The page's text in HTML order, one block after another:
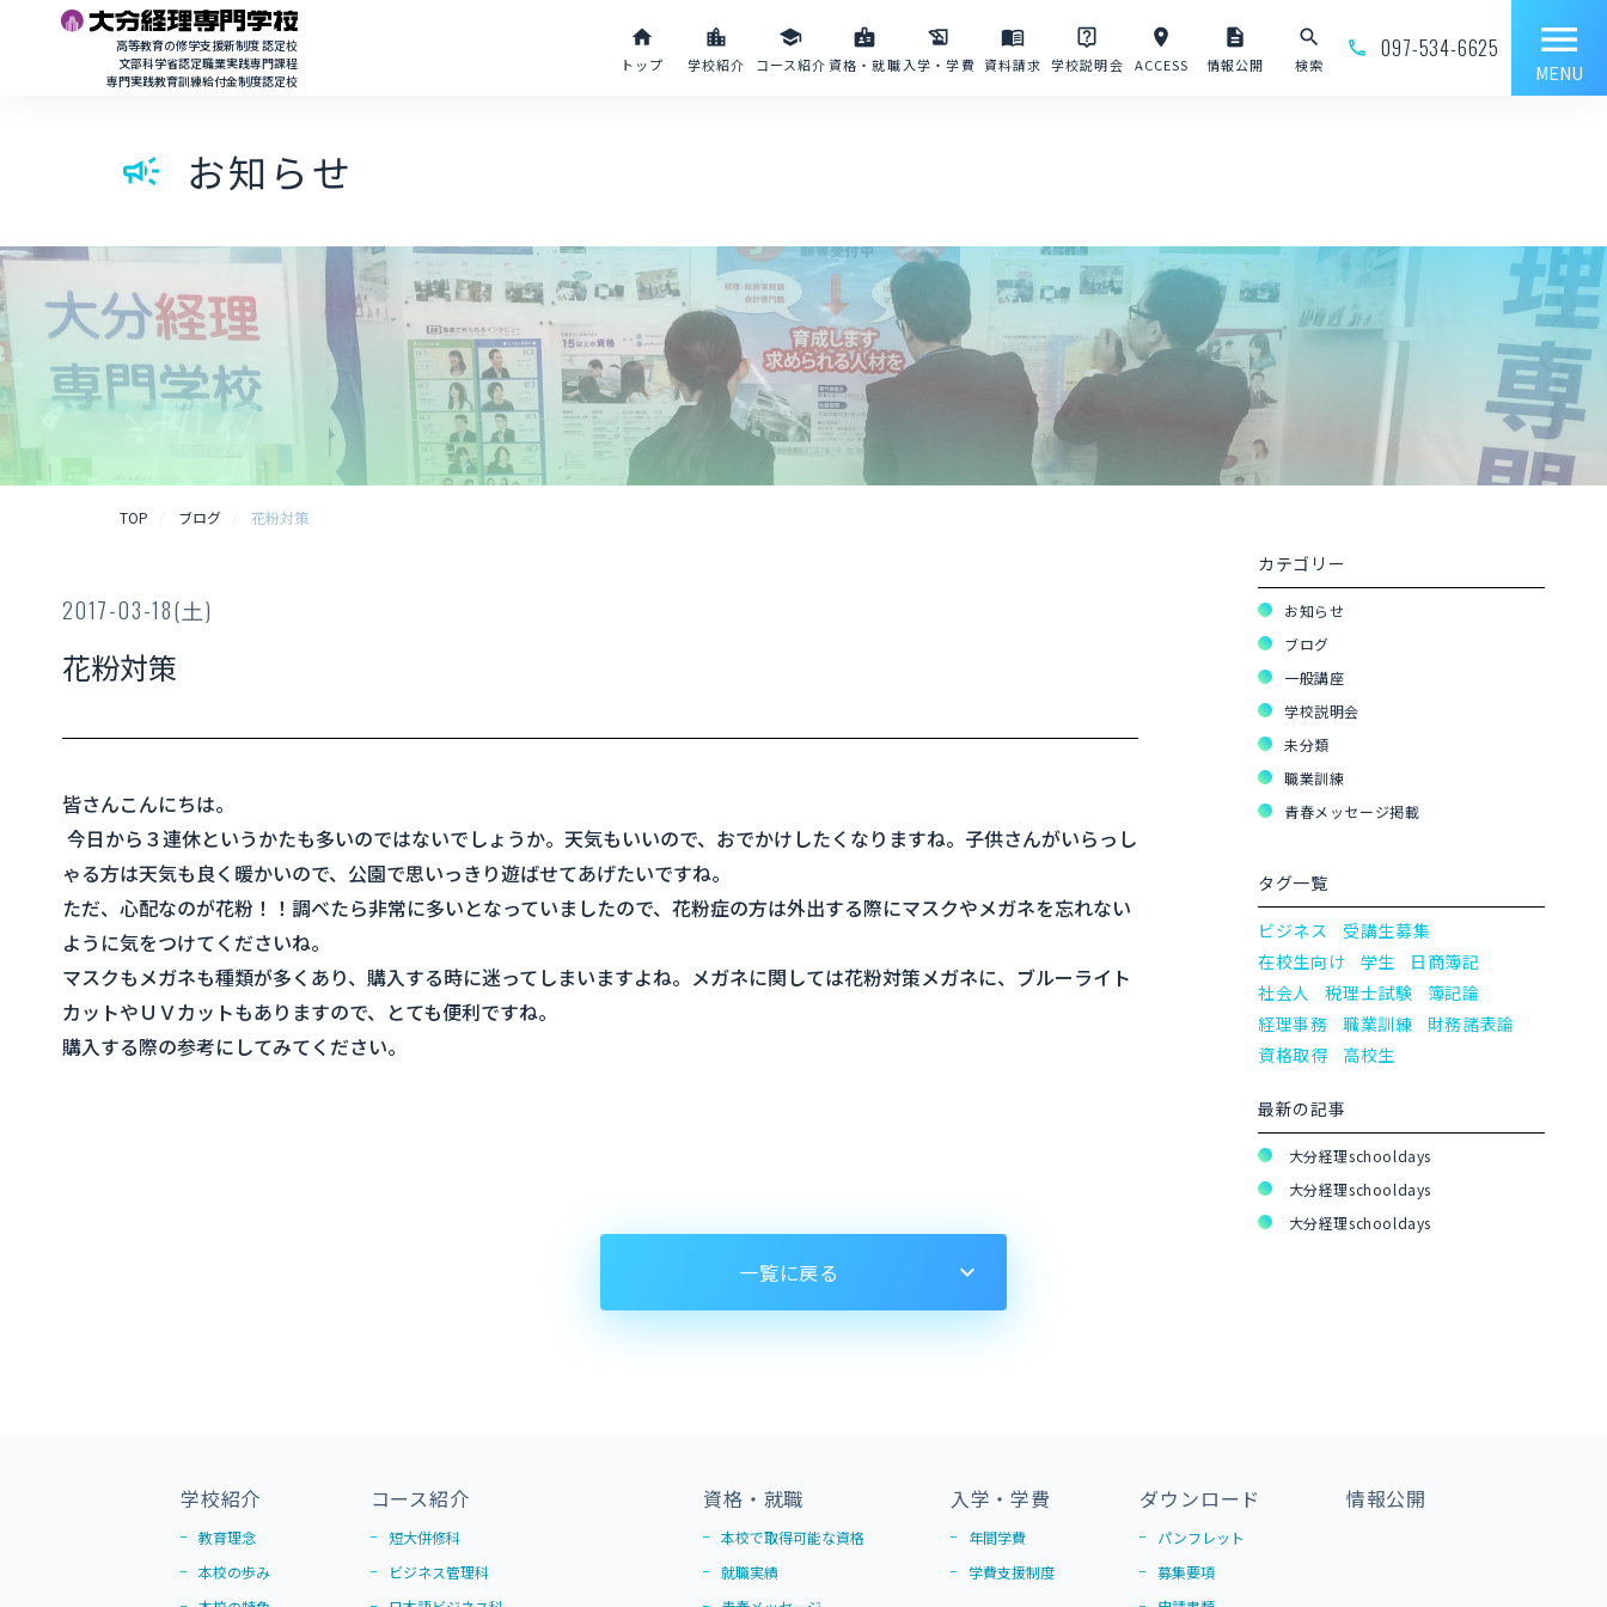
高等教育の修学支援新制度 認定校
文部科学省認定職業実践専門課程
専門実践教育訓練給付金制度認定校
home
トップ
location_city
学校紹介
school
コース紹介
badge
資格・就職
history_edu
入学・学費
menu_book
資料請求
live_help
学校説明会
place
ACCESS
description
情報公開
search
検索
phone_outline
097-534-6625 menu
MENU
campaign お知らせ
TOP ブログ 花粉対策
2017-03-18(土)
花粉対策
皆さんこんにちは。
今日から３連休というかたも多いのではないでしょうか。天気もいいので、おでかけしたくなりますね。子供さんがいらっし
ゃる方は天気も良く暖かいので、公園で思いっきり遊ばせてあげたいですね。
ただ、心配なのが花粉！！調べたら非常に多いとなっていましたので、花粉症の方は外出する際にマスクやメガネを忘れない
ように気をつけてくださいね。
マスクもメガネも種類が多くあり、購入する時に迷ってしまいますよね。メガネに関しては花粉対策メガネに、ブルーライト
カットやＵＶカットもありますので、とても便利ですね。
購入する際の参考にしてみてください。
カテゴリー
お知らせ
ブログ
一般講座
学校説明会
未分類
職業訓練
青春メッセージ掲載
タグ一覧
ビジネス
受講生募集
在校生向け
学生
日商簿記
社会人
税理士試験
簿記論
経理事務
職業訓練
財務諸表論
資格取得
高校生
最新の記事
大分経理schooldays
大分経理schooldays
大分経理schooldays
一覧に戻る
学校紹介
教育理念
本校の歩み
コース紹介
短大併修科
ビジネス管理科
資格・就職
本校で取得可能な資格
就職実績
入学・学費
年間学費
学費支援制度
ダウンロード
パンフレット
募集要項
情報公開